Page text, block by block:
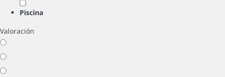
Piscina
Valoración